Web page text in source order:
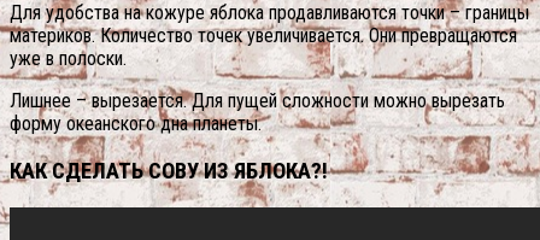
Для удобства на кожуре яблока продавливаются точки – границы
материков. Количество точек увеличивается. Они превращаются
уже в полоски.
Лишнее – вырезается. Для пущей сложности можно вырезать
форму океанского дна планеты.
КАК СДЕЛАТЬ СОВУ ИЗ ЯБЛОКА?!